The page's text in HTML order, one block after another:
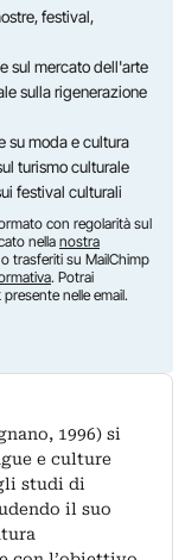
festival,
sul mercato dell'arte
sulla rigenerazione
su moda e cultura
turismo culturale
festival culturali
con regolarità sul
nella nostra
trasferiti su MailChimp
. Potrai
nelle email.
1996) si
e culture
studi di
il suo